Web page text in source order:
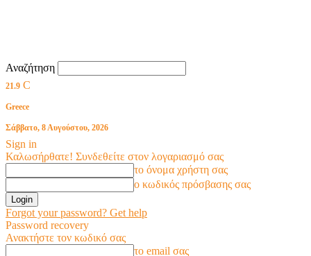
Αναζήτηση
21.9 C
Greece
Σάββατο, 8 Αυγούστου, 2026
Sign in
Καλωσήρθατε! Συνδεθείτε στον λογαριασμό σας
το όνομα χρήστη σας
ο κωδικός πρόσβασης σας
Forgot your password? Get help
Password recovery
Ανακτήστε τον κωδικό σας
το email σας